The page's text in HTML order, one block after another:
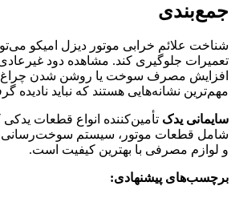
جمع‌بندی
شناخت علائم خرابی موتور دیزل امیکو
تعمیرات جلوگیری کند. مشاهده دود
افزایش مصرف سوخت یا روشن شدن چراغ
مهم‌ترین نشانه‌هایی هستند که نباید نادیده
سایمانی یدک تأمین‌کننده انواع قطعات
شامل قطعات موتور، سیستم سوخت‌رسانی،
و لوازم مصرفی با بهترین کیفیت است.
برچسب‌های پیشنهادی: